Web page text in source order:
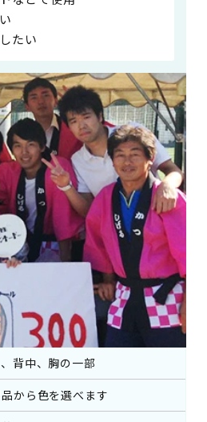
たい
背中、胸の一部
から色を選べます